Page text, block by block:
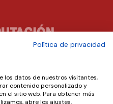
Política de privacidad
los datos de nuestros visitantes,
contenido personalizado y
el sitio web. Para obtener más
abre los ajustes.